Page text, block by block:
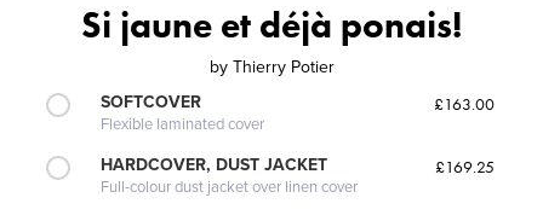
Si jaune et déjà ponais!
by Thierry Potier
SOFTCOVER
Flexible laminated cover
£163.00
HARDCOVER, DUST JACKET
Full-colour dust jacket over linen cover
£169.25